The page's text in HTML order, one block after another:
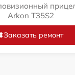
Arkon T35S2
Заказать ремонт